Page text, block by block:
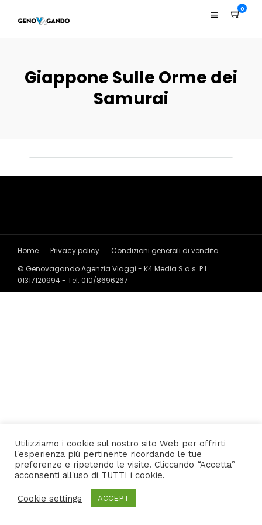
0
Giappone Sulle Orme dei
Samurai
Home Privacy policy
Condizioni generali di vendita
© Genovagando Agenzia Viaggi - K4 Media S.a.s. P.I.
01317120994 - Tel. 010/8696267
Utilizziamo i cookie sul nostro sito Web per offrirti
l'esperienza più pertinente ricordando le tue
preferenze e ripetendo le visite. Cliccando “Accetta”
acconsenti all'uso di TUTTI i cookie.
Cookie settings ACCEPT